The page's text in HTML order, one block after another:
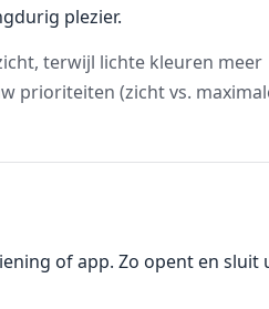
plezier.
terwijl lichte kleuren meer
prioriteiten (zicht vs.
of app. Zo opent en sluit